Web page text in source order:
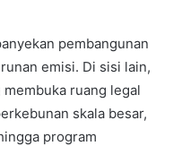
pembangunan
emisi. Di sisi lain,
ruang legal
skala besar,
program